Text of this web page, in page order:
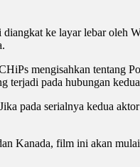
ke layar lebar oleh
mengisahkan tentang
terjadi pada hubungan
pada serialnya kedua
Kanada, film ini akan